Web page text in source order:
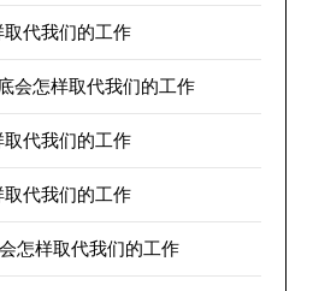
代我们的工作
会怎样取代我们的工作
代我们的工作
代我们的工作
怎样取代我们的工作